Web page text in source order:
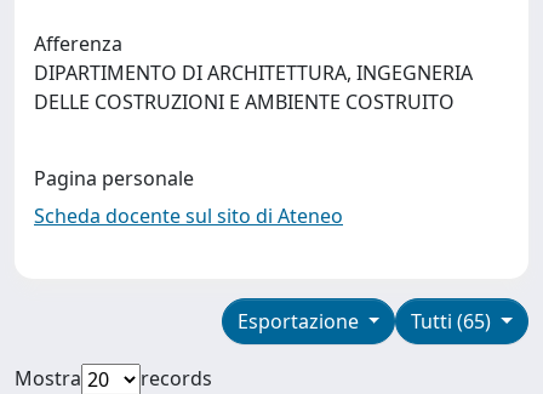
Afferenza
DIPARTIMENTO DI ARCHITETTURA, INGEGNERIA
DELLE COSTRUZIONI E AMBIENTE COSTRUITO
Pagina personale
Scheda docente sul sito di Ateneo
Tutti (65)
Esportazione
Mostra
records